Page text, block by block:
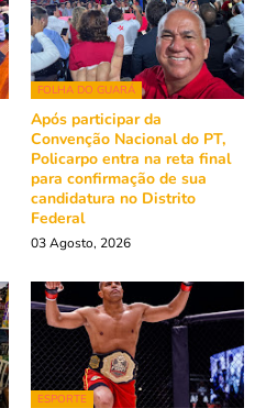
FOLHA DO GUARÁ
Após participar da
Convenção Nacional do PT,
Policarpo entra na reta final
para confirmação de sua
candidatura no Distrito
Federal
03 Agosto, 2026
ESPORTE